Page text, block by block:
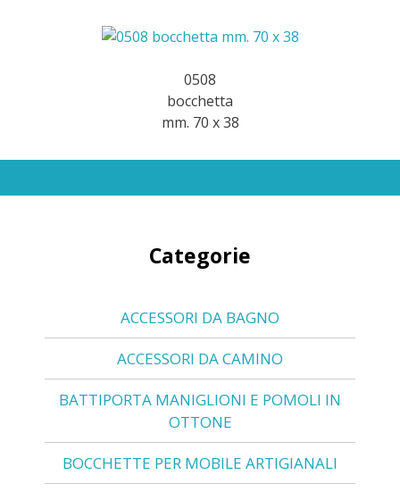
0508
bocchetta
mm. 70 x 38
Categorie
ACCESSORI DA BAGNO
ACCESSORI DA CAMINO
BATTIPORTA MANIGLIONI E POMOLI IN
OTTONE
BOCCHETTE PER MOBILE ARTIGIANALI